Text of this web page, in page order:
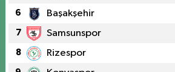
6 Başakşehir
7 Samsunspor
8 Rizespor